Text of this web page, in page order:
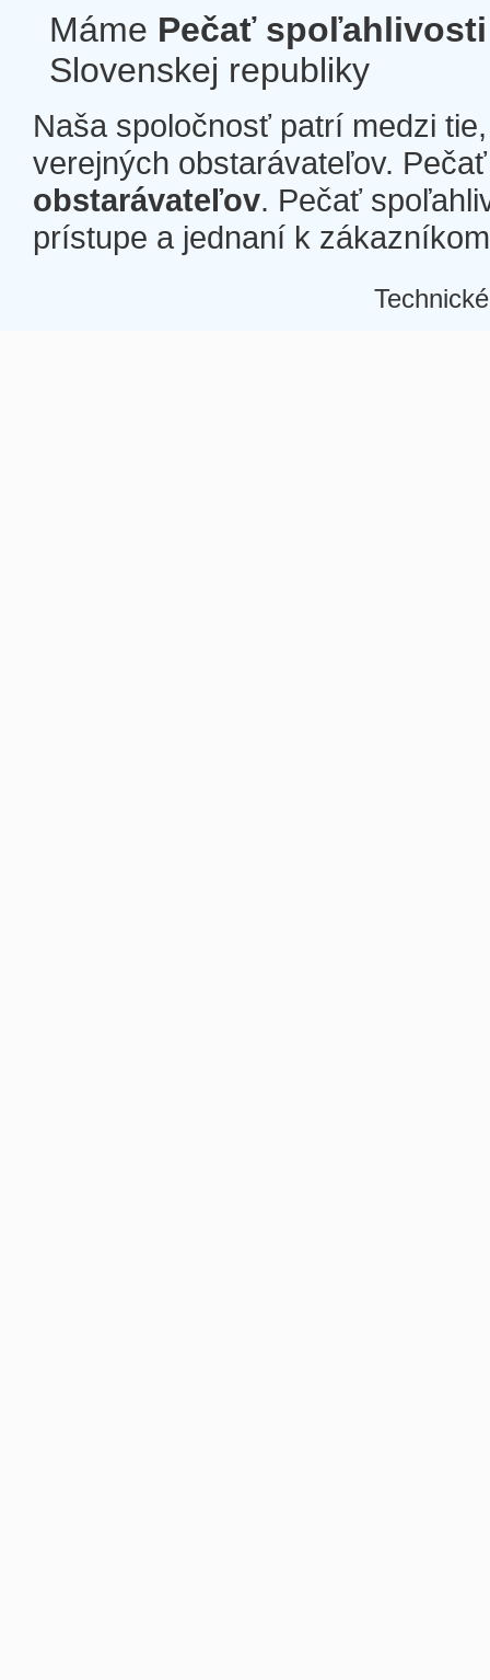
Máme Pečať spoľahlivosti
Slovenskej republiky
Naša spoločnosť patrí medzi
verejných obstarávateľov.
obstarávateľov. Pečať
prístupe a jednaní k